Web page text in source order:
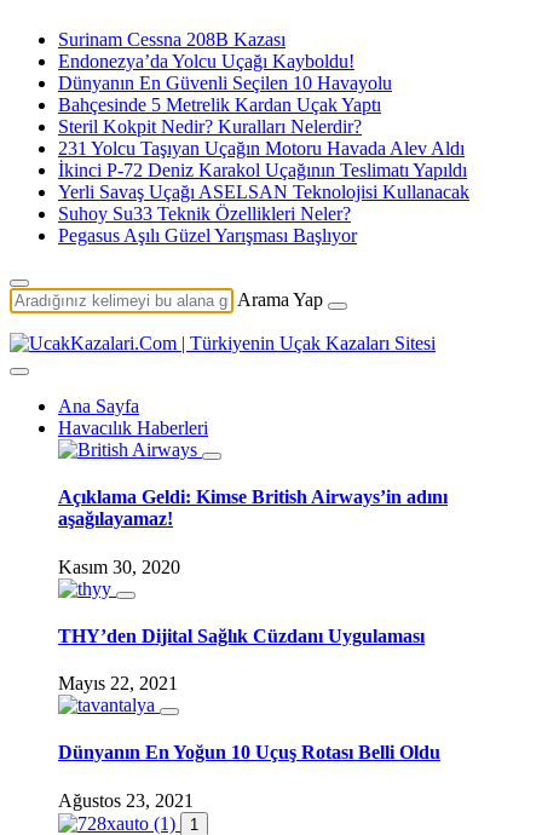
Surinam Cessna 208B Kazası
Endonezya’da Yolcu Uçağı Kayboldu!
Dünyanın En Güvenli Seçilen 10 Havayolu
Bahçesinde 5 Metrelik Kardan Uçak Yaptı
Steril Kokpit Nedir? Kuralları Nelerdir?
231 Yolcu Taşıyan Uçağın Motoru Havada Alev Aldı
İkinci P-72 Deniz Karakol Uçağının Teslimatı Yapıldı
Yerli Savaş Uçağı ASELSAN Teknolojisi Kullanacak
Suhoy Su33 Teknik Özellikleri Neler?
Pegasus Aşılı Güzel Yarışması Başlıyor
Arama Yap
Ana Sayfa
Havacılık Haberleri
Açıklama Geldi: Kimse British Airways’in adını
aşağılayamaz!
Kasım 30, 2020
THY’den Dijital Sağlık Cüzdanı Uygulaması
Mayıs 22, 2021
Dünyanın En Yoğun 10 Uçuş Rotası Belli Oldu
Ağustos 23, 2021
1